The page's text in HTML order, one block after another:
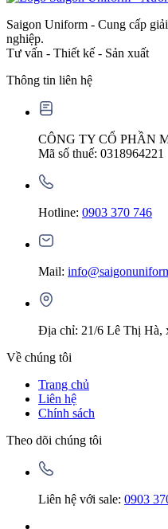
Saigon Uniform - Cung cấp
nghiệp.
Tư vấn - Thiết kế - Sản xuất
Thông tin liên hệ
CÔNG TY CỔ PHẦN
Mã số thuế: 0318964221
Hotline: 0903 370 746
Mail:
Địa chỉ: 21/6 Lê Thị Hà,
Về chúng tôi
Trang chủ
Liên hệ
Chính sách
Theo dõi chúng tôi
Liên hệ với sale: 0903